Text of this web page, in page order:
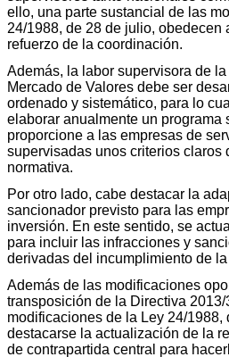
ello, una parte sustancial de las
24/1988, de 28 de julio, obedecen
refuerzo de la coordinación.
Además, la labor supervisora de
Mercado de Valores debe ser
ordenado y sistemático, para lo
elaborar anualmente un programa
proporcione a las empresas de
supervisadas unos criterios claros
normativa.
Por otro lado, cabe destacar la
sancionador previsto para las
inversión. En este sentido, se
para incluir las infracciones y
derivadas del incumplimiento de
Además de las modificaciones
transposición de la Directiva
modificaciones de la Ley 24/1988,
destacarse la actualización de la
de contrapartida central para